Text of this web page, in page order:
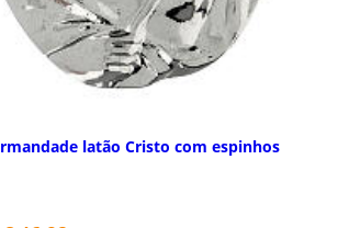
latão Cristo com espinhos